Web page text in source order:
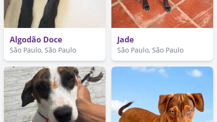
Algodão Doce
São Paulo, São Paulo
Jade
São Paulo, São Paulo